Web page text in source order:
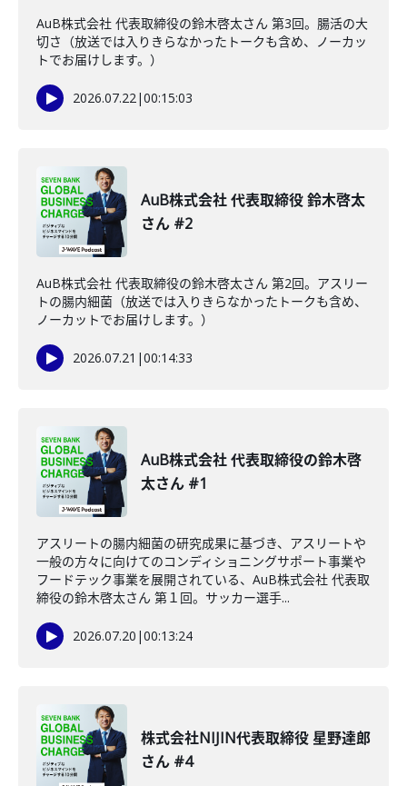
AuB株式会社 代表取締役の鈴木啓太さん 第3回。腸活の大
切さ（放送では入りきらなかったトークも含め、ノーカッ
トでお届けします。）
2026.07.22|00:15:03
AuB株式会社 代表取締役 鈴木啓太
さん #2
AuB株式会社 代表取締役の鈴木啓太さん 第2回。アスリー
トの腸内細菌（放送では入りきらなかったトークも含め、
ノーカットでお届けします。）
2026.07.21 |00:14:33
AuB株式会社 代表取締役の鈴木啓
太さん #1
アスリートの腸内細菌の研究成果に基づき、アスリートや
一般の方々に向けてのコンディショニングサポート事業や
フードテック事業を展開されている、AuB株式会社 代表取
締役の鈴木啓太さん 第１回。サッカー選手...
2026.07.20 |00:13:24
株式会社NIJIN代表取締役 星野達郎
さん #4